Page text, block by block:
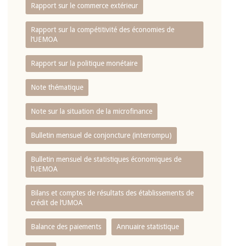
Rapport sur le commerce extérieur
Rapport sur la compétitivité des économies de
l‘UEMOA
Rapport sur la politique monétaire
Note thématique
Note sur la situation de la microfinance
Bulletin mensuel de conjoncture (interrompu)
Bulletin mensuel de statistiques économiques de
l‘UEMOA
Bilans et comptes de résultats des établissements de
crédit de l‘UMOA
Balance des paiements Annuaire statistique